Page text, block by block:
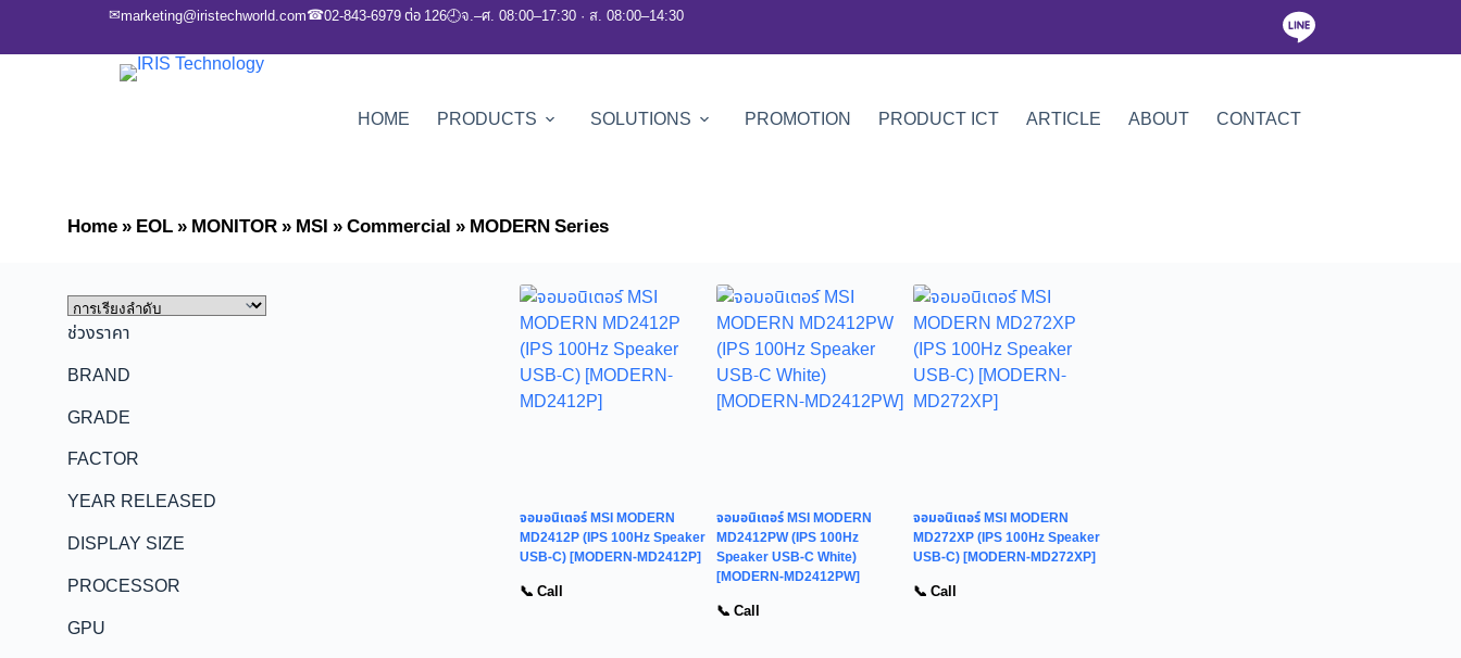
✉marketing@iristechworld.com☎02-843-6979 ต่อ 126🕘จ.–ศ. 08:00–17:30 · ส. 08:00–14:30
HOME PRODUCTS SOLUTIONS PROMOTION PRODUCT ICT ARTICLE ABOUT CONTACT
Home»EOL»MONITOR»MSI»Commercial»MODERN Series
ช่วงราคา
BRAND
GRADE
FACTOR
YEAR RELEASED
DISPLAY SIZE
PROCESSOR
GPU
จอมอนิเตอร์ MSI MODERN
MD2412P (IPS 100Hz Speaker
USB-C) [MODERN-MD2412P]
📞 Call
จอมอนิเตอร์ MSI MODERN
MD2412PW (IPS 100Hz
Speaker USB-C White)
[MODERN-MD2412PW]
📞 Call
จอมอนิเตอร์ MSI MODERN
MD272XP (IPS 100Hz Speaker
USB-C) [MODERN-MD272XP]
📞 Call